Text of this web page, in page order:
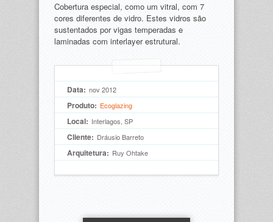
Cobertura especial, como um vitral, com 7
cores diferentes de vidro. Estes vidros são
sustentados por vigas temperadas e
laminadas com interlayer estrutural.
Data: nov 2012
Produto: Ecoglazing
Local: Interlagos, SP
Cliente: Dráusio Barreto
Arquitetura: Ruy Ohtake